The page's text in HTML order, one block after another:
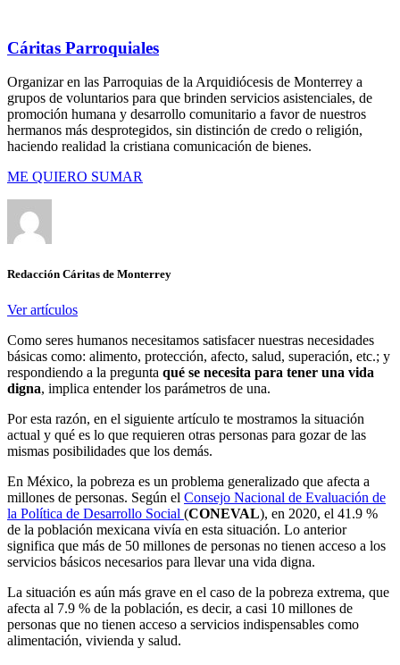
Cáritas Parroquiales
Organizar en las Parroquias de la Arquidiócesis de Monterrey a
grupos de voluntarios para que brinden servicios asistenciales, de
promoción humana y desarrollo comunitario a favor de nuestros
hermanos más desprotegidos, sin distinción de credo o religión,
haciendo realidad la cristiana comunicación de bienes.
ME QUIERO SUMAR
Redacción Cáritas de Monterrey
Ver artículos
Como seres humanos necesitamos satisfacer nuestras necesidades
básicas como: alimento, protección, afecto, salud, superación, etc.; y
respondiendo a la pregunta qué se necesita para tener una vida
digna, implica entender los parámetros de una.
Por esta razón, en el siguiente artículo te mostramos la situación
actual y qué es lo que requieren otras personas para gozar de las
mismas posibilidades que los demás.
En México, la pobreza es un problema generalizado que afecta a
millones de personas. Según el Consejo Nacional de Evaluación de
la Política de Desarrollo Social (CONEVAL), en 2020, el 41.9 %
de la población mexicana vivía en esta situación. Lo anterior
significa que más de 50 millones de personas no tienen acceso a los
servicios básicos necesarios para llevar una vida digna.
La situación es aún más grave en el caso de la pobreza extrema, que
afecta al 7.9 % de la población, es decir, a casi 10 millones de
personas que no tienen acceso a servicios indispensables como
alimentación, vivienda y salud.